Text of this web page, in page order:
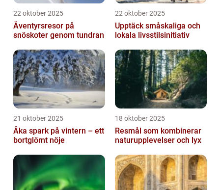
22 oktober 2025
Äventyrsresor på
snöskoter genom tundran
22 oktober 2025
Upptäck småskaliga och
lokala livsstilsinitiativ
21 oktober 2025
Åka spark på vintern – ett
bortglömt nöje
18 oktober 2025
Resmål som kombinerar
naturupplevelser och lyx